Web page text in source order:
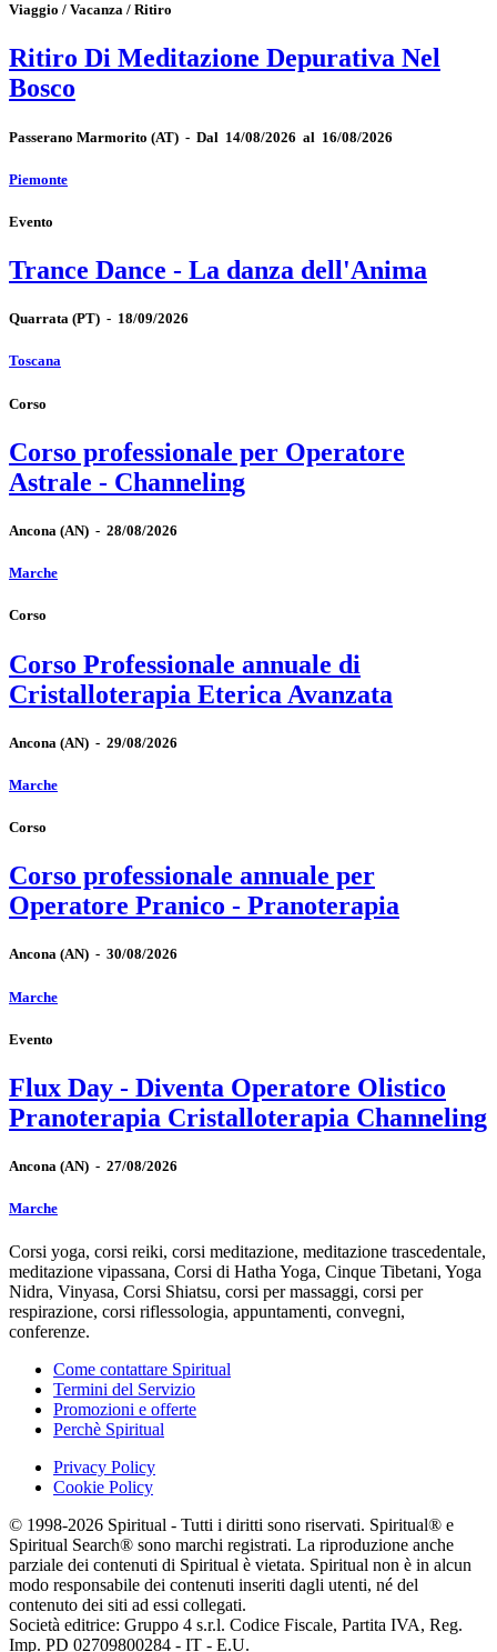
Viaggio / Vacanza / Ritiro
Ritiro Di Meditazione Depurativa Nel
Bosco
Passerano Marmorito (AT) - Dal 14/08/2026 al 16/08/2026
Piemonte
Evento
Trance Dance - La danza dell'Anima
Quarrata (PT) - 18/09/2026
Toscana
Corso
Corso professionale per Operatore
Astrale - Channeling
Ancona (AN) - 28/08/2026
Marche
Corso
Corso Professionale annuale di
Cristalloterapia Eterica Avanzata
Ancona (AN) - 29/08/2026
Marche
Corso
Corso professionale annuale per
Operatore Pranico - Pranoterapia
Ancona (AN) - 30/08/2026
Marche
Evento
Flux Day - Diventa Operatore Olistico
Pranoterapia Cristalloterapia Channeling
Ancona (AN) - 27/08/2026
Marche
Corsi yoga, corsi reiki, corsi meditazione, meditazione trascedentale,
meditazione vipassana, Corsi di Hatha Yoga, Cinque Tibetani, Yoga
Nidra, Vinyasa, Corsi Shiatsu, corsi per massaggi, corsi per
respirazione, corsi riflessologia, appuntamenti, convegni,
conferenze.
Come contattare Spiritual
Termini del Servizio
Promozioni e offerte
Perchè Spiritual
Privacy Policy
Cookie Policy
© 1998-2026 Spiritual - Tutti i diritti sono riservati. Spiritual® e
Spiritual Search® sono marchi registrati. La riproduzione anche
parziale dei contenuti di Spiritual è vietata. Spiritual non è in alcun
modo responsabile dei contenuti inseriti dagli utenti, né del
contenuto dei siti ad essi collegati.
Società editrice: Gruppo 4 s.r.l. Codice Fiscale, Partita IVA, Reg.
Imp. PD 02709800284 - IT - E.U.